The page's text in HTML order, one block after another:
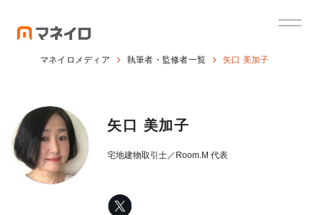
マネイロメディア 執筆者・監修者一覧 矢口 美加子
矢口 美加子
宅地建物取引士／Room.M 代表